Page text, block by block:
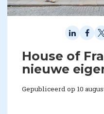
House of
nieuwe
Gepubliceerd op 10